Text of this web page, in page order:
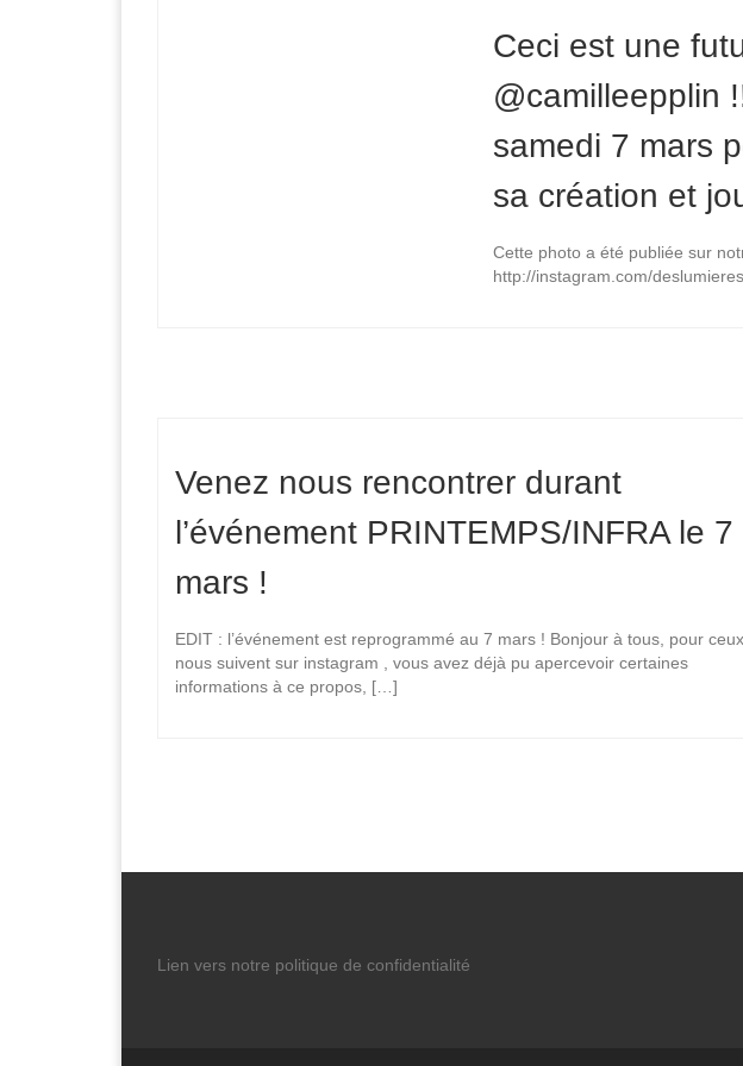
Ceci est une
@camilleepplin
samedi 7 mars
sa création et
Cette photo a été publiée sur
http://instagram.com/
Venez nous rencontrer durant
l’événement PRINTEMPS/INFRA le 7
mars !
EDIT : l’événement est reprogrammé au 7 mars ! Bonjour à tous, pour
nous suivent sur instagram , vous avez déjà pu apercevoir certaines
informations à ce propos, […]
Lien vers notre politique de confidentialité